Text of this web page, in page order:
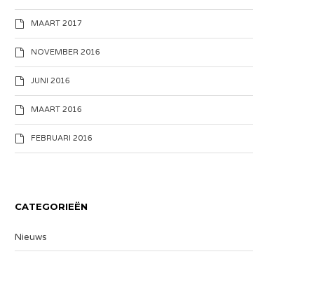
MAART 2017
NOVEMBER 2016
JUNI 2016
MAART 2016
FEBRUARI 2016
CATEGORIEËN
Nieuws